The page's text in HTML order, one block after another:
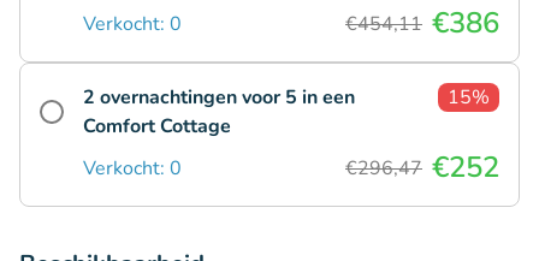
Verkocht: 0 €454,11 €386
2 overnachtingen voor 5 in een
Comfort Cottage
15%
Verkocht: 0 €296,47 €252